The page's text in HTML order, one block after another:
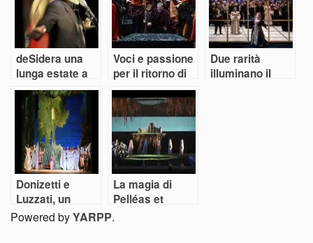
deSidera una
lunga estate a
Bergamo e
dintorni
Voci e passione
per il ritorno di
Ernani alla
Fenice
Due rarità
illuminano il
Donizetti e
Luzzati, un
doppio recupero
La magia di
Pelléas et
Powered byYARPP.